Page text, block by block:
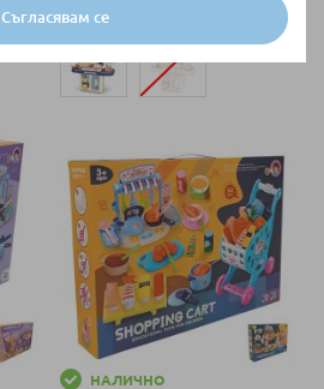
Съгласявам се
14,78 €
НАЛИЧНО